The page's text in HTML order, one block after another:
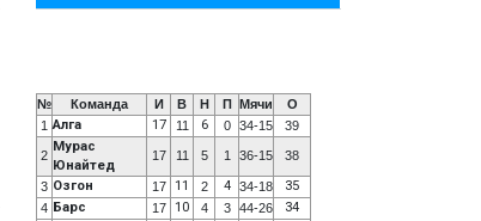
№ Команда И В Н П Мячи
О
1 Алга 17 11 6 0 34-15 39
2
Мурас
Юнайтед
17 11 5 1 36-15 38
3 Озгон 17 11 2 4 34-18 35
4 Барс 17 10 4 3 44-26 34